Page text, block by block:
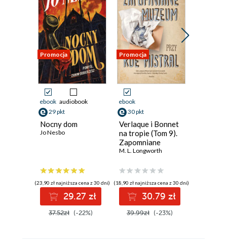
Promocja
ebook audiobook
29 pkt
Nocny dom
Jo Nesbo
(23,90 zł najniższa cena z 30 dni)
29.27 zł
37.52zł (-22%)
Promocja
ebook
30 pkt
Verlaque i Bonnet
na tropie (Tom 9).
Zapomniane
muzeum przy rue
M. L. Longworth
(18,90 zł najniższa cena z 30 dni)
30.79 zł
39.99zł (-23%)